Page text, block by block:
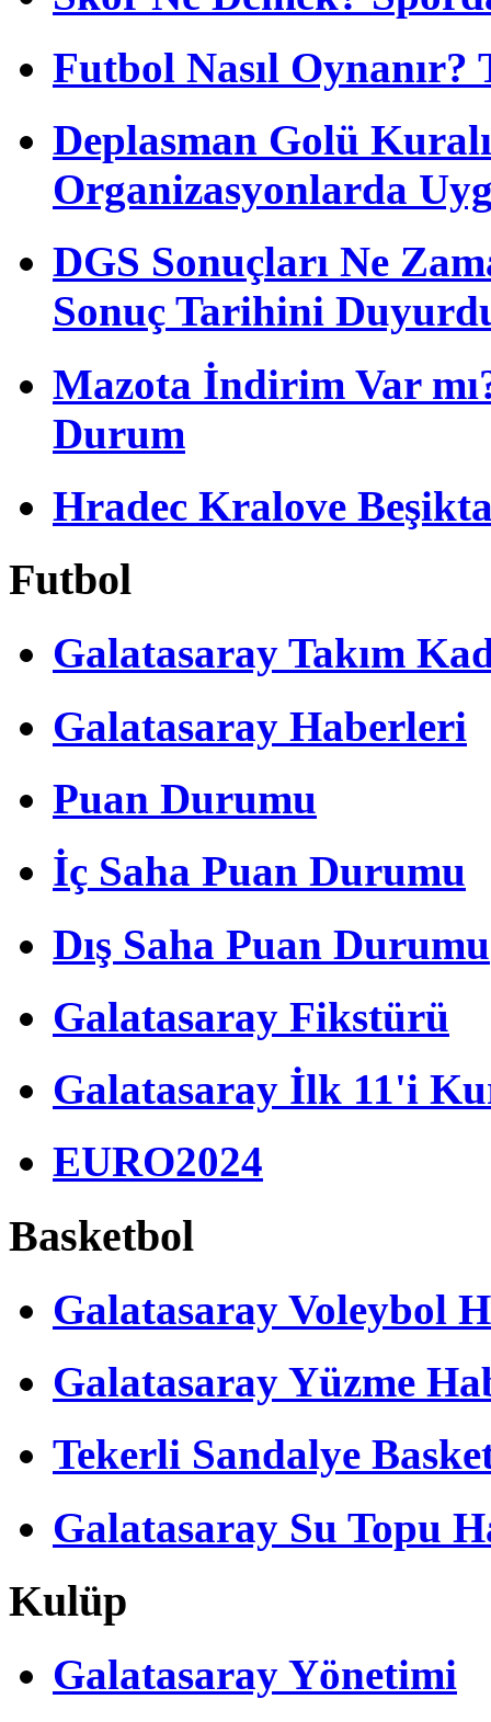
Futbol Nasıl
Deplasman Golü
Organizasyonlarda
DGS Sonuçları Ne
Sonuç Tarihini
Mazota İndirim Var
Durum
Hradec Kralove
Futbol
Galatasaray Takım
Galatasaray Haberleri
Puan Durumu
İç Saha Puan Durumu
Dış Saha Puan Durumu
Galatasaray Fikstürü
Galatasaray İlk 11'i
EURO2024
Basketbol
Galatasaray Voleybol
Galatasaray Yüzme
Tekerli Sandalye
Galatasaray Su Topu
Kulüp
Galatasaray Yönetimi